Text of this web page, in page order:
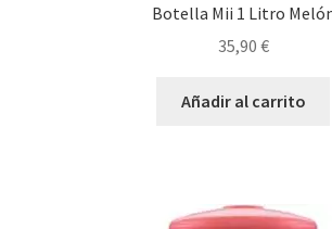
Botella Mii 1 Litro
35,90 €
Añadir al carrito